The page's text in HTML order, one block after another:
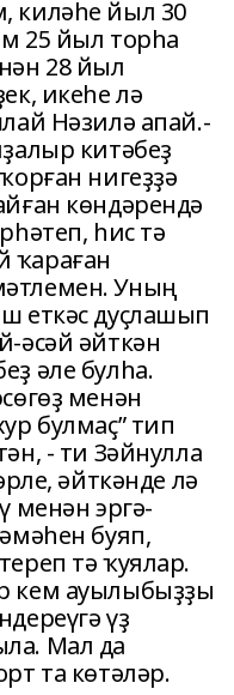
киләһе йыл 30
25 йыл торһа
28 йыл
икеһе лә
Нәзилә апай.-
китәбеҙ
нигеҙҙә
көндәрендә
һис тә
ҡараған
Уның
еткәс дуҫлашып
әсәй әйткән
әле булһа.
менән
булмаҫ” тип
- ти Зәйнулла
әйткәнде лә
менән эргә-
буяп,
тә ҡуялар.
кем ауылыбыҙҙы
үҙ
Мал да
та көтәләр.